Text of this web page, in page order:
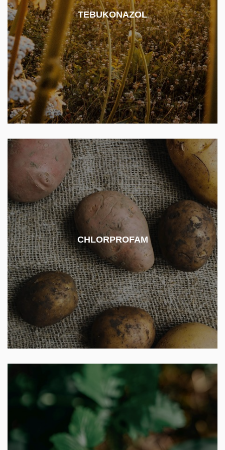
TEBUKONAZOL
pesticidem setkat např. v přípravku Agrozol, Gizmo
nebo Conrod. Ze všech stanovovaných pesticidů v
této studii, má tebukonazol nejvyšší spotřebu na
zemědělské půdě v ČR v roce 2020 ~ 159 800 kg.
CHLORPROFAM
Herbicid a regulátor růstu používaný např. u
brambor. Poprvé byl uveden na trh v 60. letech 20.
století. Pesticid byl v ČR používán v přípravku
Neo-Stop a jeho použití není povoleno od roku
2020.
Řadí se mezi hojně používané organofosfátové